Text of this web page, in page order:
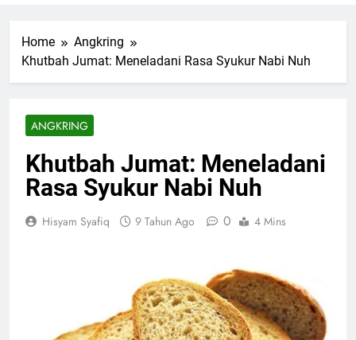
Home
Angkring
Khutbah Jumat: Meneladani Rasa Syukur Nabi Nuh
ANGKRING
Khutbah Jumat: Meneladani
Rasa Syukur Nabi Nuh
Hisyam Syafiq 9 Tahun Ago 0 4 Mins